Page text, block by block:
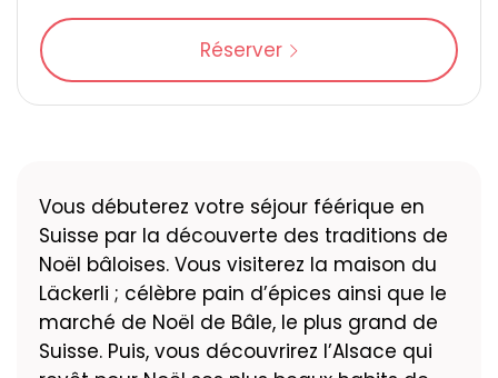
Réserver
Vous débuterez votre séjour féérique en
Suisse par la découverte des traditions de
Noël bâloises. Vous visiterez la maison du
Läckerli ; célèbre pain d’épices ainsi que le
marché de Noël de Bâle, le plus grand de
Suisse. Puis, vous découvrirez l’Alsace qui